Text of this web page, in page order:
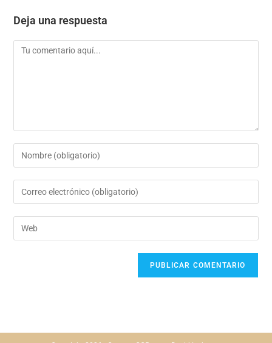
Deja una respuesta